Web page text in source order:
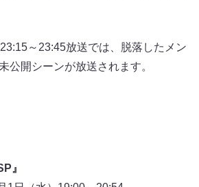
～23:45放送では、脱落したメン
公開シーンが放送されます。
』